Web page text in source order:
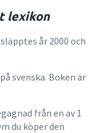
lexikon
släpptes år 2000 och
svenska. Boken är
från en av 1
du köper den